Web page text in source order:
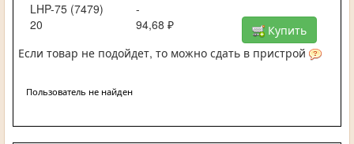
LHP-75 (7479)
-
20
94,68 ₽
Купить
Если товар не подойдет, то можно сдать в пристрой
Пользователь не найден